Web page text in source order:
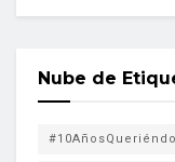
Nube de